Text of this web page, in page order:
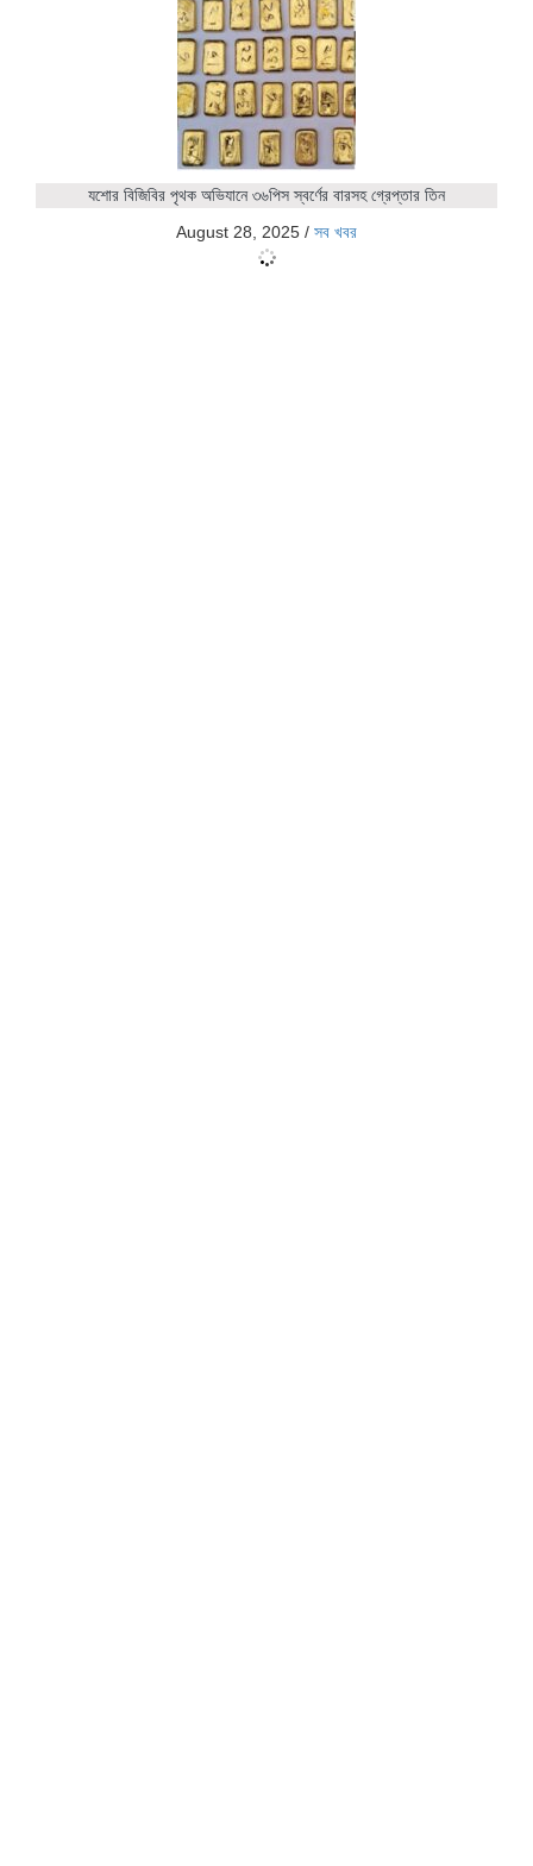
যশোর বিজিবির পৃথক অভিযানে ৩৬পিস স্বর্ণের বারসহ গ্রেপ্তার তিন
August 28, 2025 / সব খবর